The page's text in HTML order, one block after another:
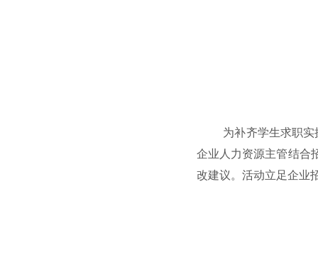
为补齐学生求职
企业人力资源主管结合
改建议。活动立足企业